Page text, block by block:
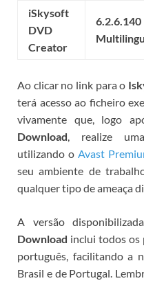
iSkysoft
DVD
Creator
6.2.6.140
Ao clicar no link para o
terá acesso ao ficheiro
vivamente que, logo
Download, realize
utilizando oAvast
seu ambiente de
qualquer tipo de ameaça
A versão
Download inclui todos os
português, facilitando a
Brasil e de Portugal.